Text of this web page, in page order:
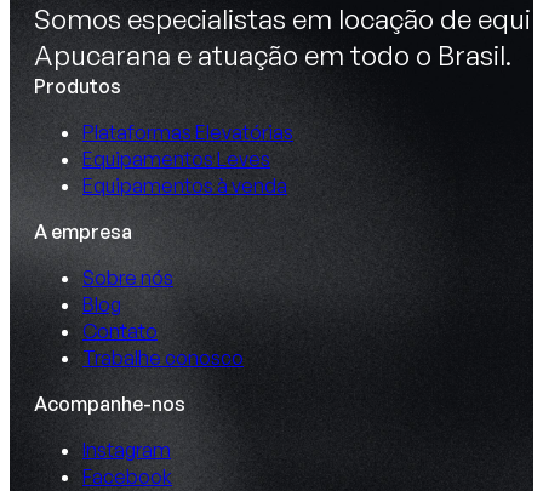
Somos especialistas em locação de
Apucarana e atuação em todo o Brasil.
Produtos
Plataformas Elevatórias
Equipamentos Leves
Equipamentos à venda
A empresa
Sobre nós
Blog
Contato
Trabalhe conosco
Acompanhe-nos
Instagram
Facebook